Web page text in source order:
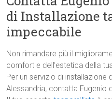
di Installazione
impeccabile
Non rimandare più il
comfort e dell’estetica della
Per un servizio di installazione
Alessandria, contatta Eugenio